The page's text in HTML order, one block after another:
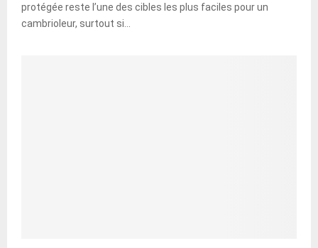
protégée reste l’une des cibles les plus faciles pour un
cambrioleur, surtout si...